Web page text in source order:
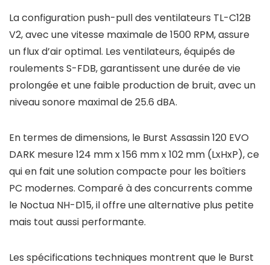
La configuration push-pull des ventilateurs TL-C12B
V2, avec une vitesse maximale de 1500 RPM, assure
un flux d’air optimal. Les ventilateurs, équipés de
roulements S-FDB, garantissent une durée de vie
prolongée et une faible production de bruit, avec un
niveau sonore maximal de 25.6 dBA.
En termes de dimensions, le Burst Assassin 120 EVO
DARK mesure 124 mm x 156 mm x 102 mm (LxHxP), ce
qui en fait une solution compacte pour les boîtiers
PC modernes. Comparé à des concurrents comme
le Noctua NH-D15, il offre une alternative plus petite
mais tout aussi performante.
Les spécifications techniques montrent que le Burst